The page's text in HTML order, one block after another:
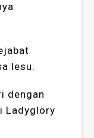
lesu.
dengan
Ladyglory